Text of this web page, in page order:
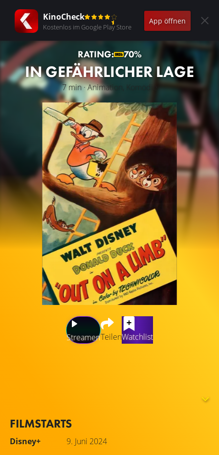
KinoCheck
Kostenlos im Google Play Store
App öffnen
RATING: 70%
IN GEFÄHRLICHER LAGE
7 min · Animation, Komödie
StreamenTeilenWatchlist
ein, in dem Dale stecken bleibt. Dann hat Donald ein
FILMSTARTS
Disney+ 9. Juni 2024